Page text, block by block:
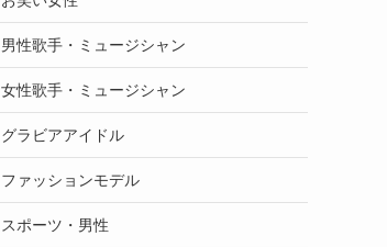
男性歌手・ミュージシャン
女性歌手・ミュージシャン
グラビアアイドル
ファッションモデル
スポーツ・男性